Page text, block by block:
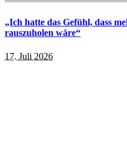
„Ich hatte das Gefühl, dass
rauszuholen wäre“
17. Juli 2026